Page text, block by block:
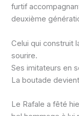
furtif
deuxième
Celui qui construit
sourire.
Ses imitateurs en
La boutade
Le Rafale a fêté